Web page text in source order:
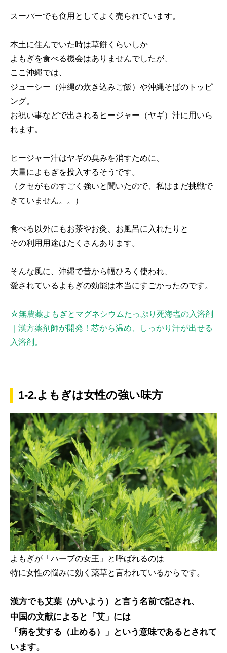
スーパーでも食用としてよく売られています。
本土に住んでいた時は草餅くらいしか
よもぎを食べる機会はありませんでしたが、
ここ沖縄では、
ジューシー（沖縄の炊き込みご飯）や沖縄そばのトッピ
ング。
お祝い事などで出されるヒージャー（ヤギ）汁に用いら
れます。
ヒージャー汁はヤギの臭みを消すために、
大量によもぎを投入するそうです。
（クセがものすごく強いと聞いたので、私はまだ挑戦で
きていません。。）
食べる以外にもお茶やお灸、お風呂に入れたりと
その利用用途はたくさんあります。
そんな風に、沖縄で昔から幅ひろく使われ、
愛されているよもぎの効能は本当にすごかったのです。
☆無農薬よもぎとマグネシウムたっぷり死海塩の入浴剤
｜漢方薬剤師が開発！芯から温め、しっかり汗が出せる
入浴剤。
1-2.よもぎは女性の強い味方
よもぎが「ハーブの女王」と呼ばれるのは
特に女性の悩みに効く薬草と言われているからです。
漢方でも艾葉（がいよう）と言う名前で記され、
中国の文献によると「艾」には
「病を艾する（止める）」という意味であるとされて
います。